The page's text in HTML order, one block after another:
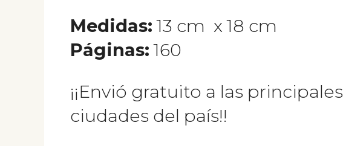
Medidas: 13 cm x 18 cm
Páginas: 160
¡¡Envió gratuito a las principales
ciudades del país!!